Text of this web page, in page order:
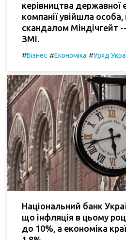
керівництва державної
компанії увійшла особа,
скандалом Міндічгейт
ЗМІ.
#Бізнес #Економіка #Уряд
Національний банк
що інфляція в цьому
до 10%, а економіка